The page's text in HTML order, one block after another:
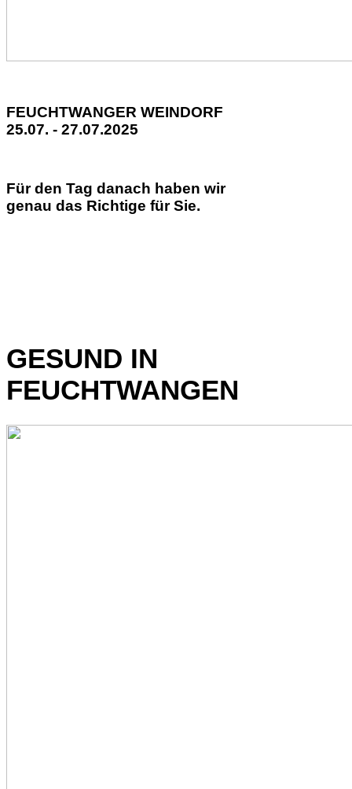
FEUCHTWANGER WEINDORF
25.07. - 27.07.2025
Für den Tag danach haben wir
genau das Richtige für Sie.
GESUND IN
FEUCHTWANGEN